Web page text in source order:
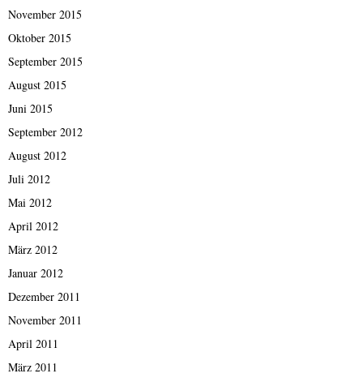
November 2015
Oktober 2015
September 2015
August 2015
Juni 2015
September 2012
August 2012
Juli 2012
Mai 2012
April 2012
März 2012
Januar 2012
Dezember 2011
November 2011
April 2011
März 2011